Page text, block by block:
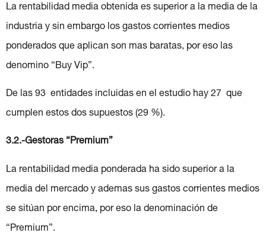
La rentabilidad media obtenida es superior a la media de la
industria y sin embargo los gastos corrientes medios
ponderados que aplican son mas baratas, por eso las
denomino “Buy Vip”.
De las 93 entidades incluidas en el estudio hay 27 que
cumplen estos dos supuestos (29 %).
3.2.-Gestoras “Premium”
La rentabilidad media ponderada ha sido superior a la
media del mercado y ademas sus gastos corrientes medios
se sitúan por encima, por eso la denominación de
“Premium”.